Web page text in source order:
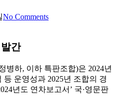
No Comments
간
병하, 이하 특판조합)은 2024년
운영성과 2025년 조합의 경
년도 연차보고서’ 국·영문판